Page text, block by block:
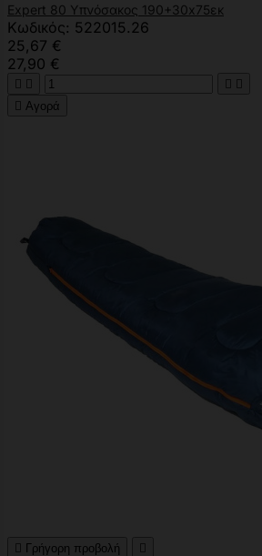
Expert 80 Υπνόσακος 190+30x75εκ
Κωδικός: 522015.26
25,67 €
27,90 €
   
 Αγορά
 Γρήγορη προβολή 